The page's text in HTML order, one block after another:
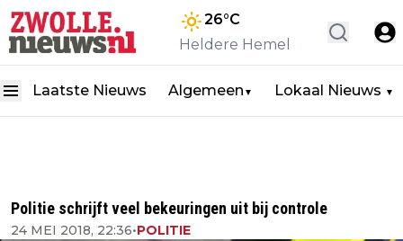
26°C
Heldere Hemel
Laatste Nieuws Algemeen ▼ Lokaal Nieuws ▼
Politie schrijft veel bekeuringen uit bij controle
24 MEI 2018, 22:36•POLITIE